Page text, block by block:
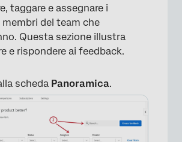
taggare e assegnare i
del team che
Questa sezione illustra
e rispondere ai feedback.
scheda Panoramica.